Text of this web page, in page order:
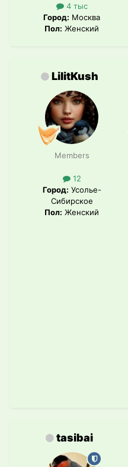
4 тыс
Город: Москва
Пол: Женский
LilitKush
Members
12
Город: Усолье-
Сибирское
Пол: Женский
tasibai